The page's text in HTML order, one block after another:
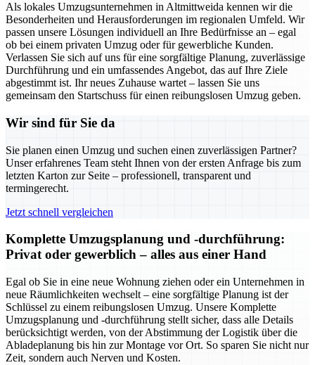
Als lokales Umzugsunternehmen in Altmittweida kennen wir die
Besonderheiten und Herausforderungen im regionalen Umfeld. Wir
passen unsere Lösungen individuell an Ihre Bedürfnisse an – egal
ob bei einem privaten Umzug oder für gewerbliche Kunden.
Verlassen Sie sich auf uns für eine sorgfältige Planung, zuverlässige
Durchführung und ein umfassendes Angebot, das auf Ihre Ziele
abgestimmt ist. Ihr neues Zuhause wartet – lassen Sie uns
gemeinsam den Startschuss für einen reibungslosen Umzug geben.
Wir sind für Sie da
Sie planen einen Umzug und suchen einen zuverlässigen Partner?
Unser erfahrenes Team steht Ihnen von der ersten Anfrage bis zum
letzten Karton zur Seite – professionell, transparent und
termingerecht.
Jetzt schnell vergleichen
Komplette Umzugsplanung und -durchführung:
Privat oder gewerblich – alles aus einer Hand
Egal ob Sie in eine neue Wohnung ziehen oder ein Unternehmen in
neue Räumlichkeiten wechselt – eine sorgfältige Planung ist der
Schlüssel zu einem reibungslosen Umzug. Unsere Komplette
Umzugsplanung und -durchführung stellt sicher, dass alle Details
berücksichtigt werden, von der Abstimmung der Logistik über die
Abladeplanung bis hin zur Montage vor Ort. So sparen Sie nicht nur
Zeit, sondern auch Nerven und Kosten.